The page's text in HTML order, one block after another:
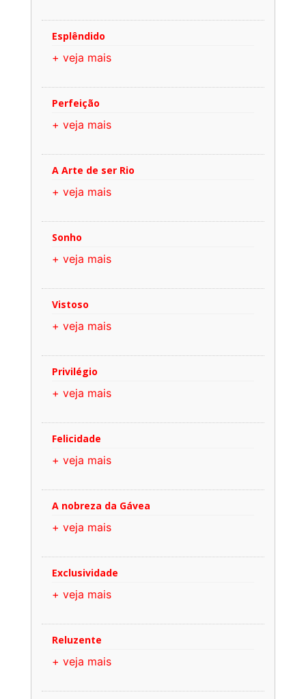
Esplêndido
+ veja mais
Perfeição
+ veja mais
A Arte de ser Rio
+ veja mais
Sonho
+ veja mais
Vistoso
+ veja mais
Privilégio
+ veja mais
Felicidade
+ veja mais
A nobreza da Gávea
+ veja mais
Exclusividade
+ veja mais
Reluzente
+ veja mais